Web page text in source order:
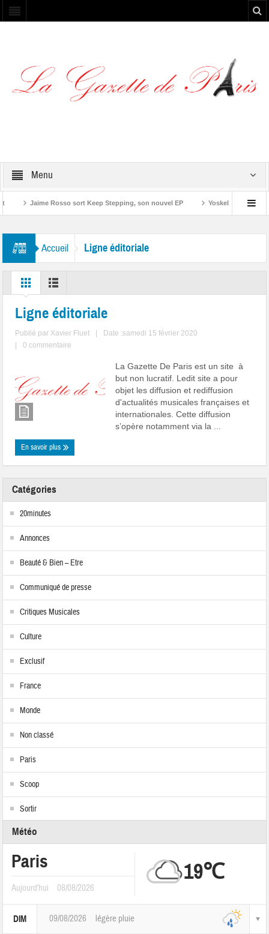
Menu
Jaime Rosso sort Keep Stepping, son nouvel EP Yoskel présente son
Accueil Ligne éditoriale
Ligne éditoriale
Publié par Xavier Fluet
Date :samedi 15 février 2020
0 commentaire
La Gazette De Paris est un site à
but non lucratif. Ledit site a pour
objet les diffusion et rediffusion
d'actualités musicales françaises et
internationales. Cette diffusion
s’opère notamment via la ...
En savoir plus
Catégories
20minutes
Annonces
Beauté & Bien – Etre
Communiqué de presse
Critiques Musicales
Culture
Exclusif
France
Monde
Non classé
Paris
Scoop
Sortir
Météo
Paris
Aujourd'hui 08/08/2026
19℃
DIM 09/08/2026 légère pluie